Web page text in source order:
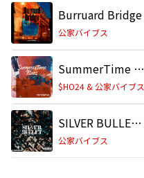
Burruard Bridge
公家バイブス
SummerTime Blues
$HO24 & 公家バイブス
SILVER BULLET (D-SK&KUGEVIBES) [feat. D-SK]
公家バイブス